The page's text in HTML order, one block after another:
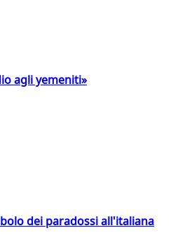
agli yemeniti»
dei paradossi all'italiana